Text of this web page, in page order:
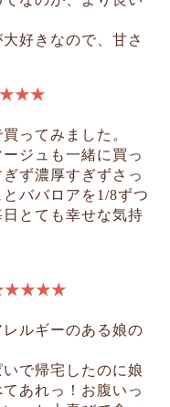
好きなので、甘さ
ってみました。
ジュも一緒に買っ
ず濃厚すぎずさっ
ババロアを1/8ずつ
とても幸せな気持
ルギーのある娘の
で帰宅したのに娘
あれっ！お腹いっ